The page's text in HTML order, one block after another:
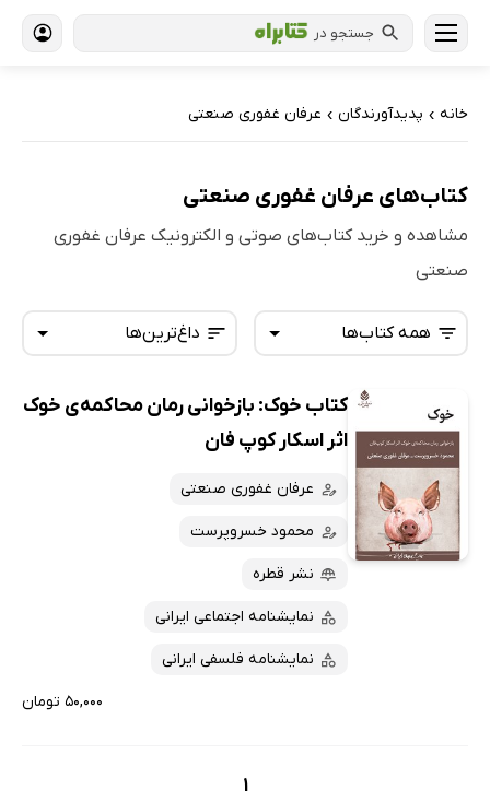
جستجو در
خانه › پدیدآورندگان › عرفان غفوری صنعتی
کتاب‌های عرفان غفوری صنعتی
مشاهده و خرید کتاب‌های صوتی و الکترونیک عرفان غفوری
صنعتی
داغ‌ترین‌ها
تازه‌ها
داغ‌ترین‌ها
پرفروش‌ها
پربحث‌ها
همه کتاب‌ها
همه کتاب‌ها
کتاب‌های صوتی
کتاب‌های متنی
کتاب خوک: بازخوانی رمان محاکمه‌ی خوک
اثر اسکار کوپ فان
عرفان غفوری صنعتی
محمود خسروپرست
نشر قطره
نمایشنامه اجتماعی ایرانی
نمایشنامه فلسفی ایرانی
۵۰,۰۰۰ تومان
1